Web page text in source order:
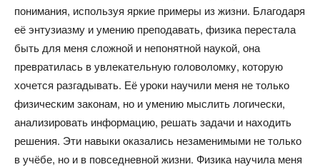
понимания, используя яркие примеры из жизни. Благодаря
её энтузиазму и умению преподавать, физика перестала
быть для меня сложной и непонятной наукой, она
превратилась в увлекательную головоломку, которую
хочется разгадывать. Её уроки научили меня не только
физическим законам, но и умению мыслить логически,
анализировать информацию, решать задачи и находить
решения. Эти навыки оказались незаменимыми не только
в учёбе, но и в повседневной жизни. Физика научила меня